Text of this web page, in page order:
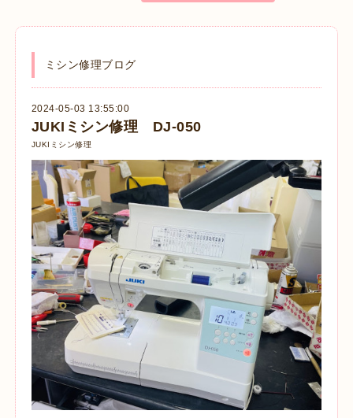
ミシン修理ブログ
2024-05-03 13:55:00
JUKIミシン修理 DJ-050
JUKIミシン修理